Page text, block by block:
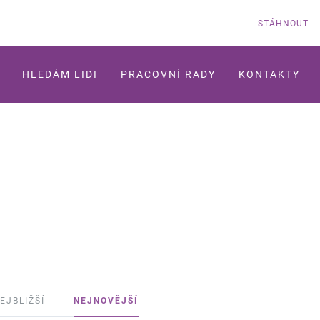
STÁHNOUT
HLEDÁM LIDI PRACOVNÍ RADY KONTAKTY
NEJNOVĚJŠÍ